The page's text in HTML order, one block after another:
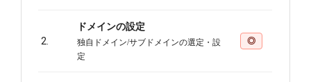
2.
ドメインの設定
独自ドメイン/サブドメインの選定・設
定
◎